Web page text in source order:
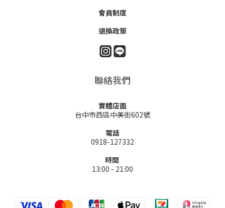
會員制度
退換政策
聯絡我們
實體店面
台中市西區中美街602號
電話
0918-127332
時間
13:00 - 21:00